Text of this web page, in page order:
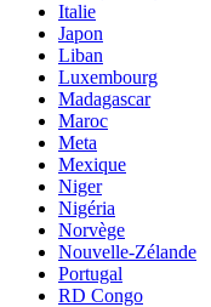
Italie
Japon
Liban
Luxembourg
Madagascar
Maroc
Meta
Mexique
Niger
Nigéria
Norvège
Nouvelle-Zélande
Portugal
RD Congo